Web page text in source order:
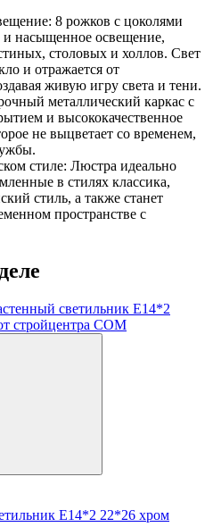
8 рожков с цоколями
и насыщенное освещение,
столовых и холлов. Свет
и отражается от
живую игру света и тени.
металлический каркас с
и высококачественное
не выцветает со временем,
стиле: Люстра идеально
в стилях классика,
стиль, а также станет
пространстве с
Е14*2 22*26 хром